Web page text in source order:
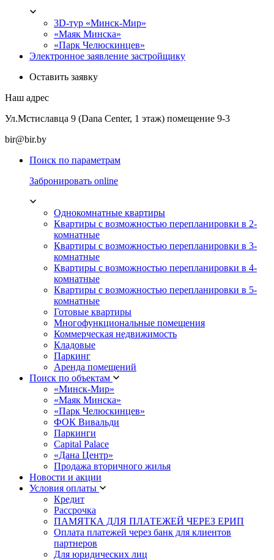
3D-тур «Минск-Мир»
«Маяк Минска»
«Парк Челюскинцев»
Электронное заявление застройщику
Оставить заявку
Наш адрес
Ул.Мстиславца 9 (Dana Center, 1 этаж) помещение 9-3
bir@bir.by
Поиск по параметрам
Забронировать online
Однокомнатные квартиры
Квартиры с возможностью перепланировки в 2-
комнатные
Квартиры с возможностью перепланировки в 3-
комнатные
Квартиры с возможностью перепланировки в 4-
комнатные
Квартиры с возможностью перепланировки в 5-
комнатные
Готовые квартиры
Многофункциональные помещения
Коммерческая недвижимость
Кладовые
Паркинг
Аренда помещений
Поиск по объектам
«Минск-Мир»
«Маяк Минска»
«Парк Челюскинцев»
ФОК Вивальди
Паркинги
Capital Palace
«Дана Центр»
Продажа вторичного жилья
Новости и акции
Условия оплаты
Кредит
Рассрочка
ПАМЯТКА ДЛЯ ПЛАТЕЖЕЙ ЧЕРЕЗ ЕРИП
Оплата платежей через банк для клиентов
партнеров
Для юридических лиц